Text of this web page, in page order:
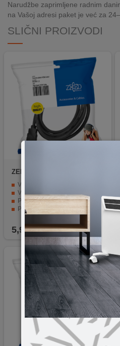
O
KATALOZI
KUPITI?
KUPOVINA
INOSTRANSTVA
OZNAKE
ENERGETSKE
DIGITALIS
Narudžbe zaprimljene radnim
na Vašoj adresi paket je već za
SLIČNI PROIZVODI
ZED electronic
Visokokvalitetni HDMI kabl, 1.5 metara
Verzija 1.4 - podrška za 3D i Ethernet
Pozlaćeni konektori za bolji signal
Pakirano u kutiju sa EAN kodom
5,90KM